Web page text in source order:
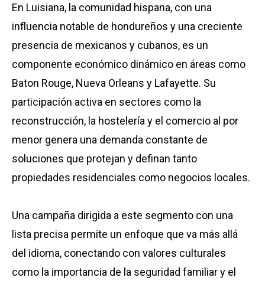
En Luisiana, la comunidad hispana, con una
influencia notable de hondureños y una creciente
presencia de mexicanos y cubanos, es un
componente económico dinámico en áreas como
Baton Rouge, Nueva Orleans y Lafayette. Su
participación activa en sectores como la
reconstrucción, la hostelería y el comercio al por
menor genera una demanda constante de
soluciones que protejan y definan tanto
propiedades residenciales como negocios locales.
Una campaña dirigida a este segmento con una
lista precisa permite un enfoque que va más allá
del idioma, conectando con valores culturales
como la importancia de la seguridad familiar y el